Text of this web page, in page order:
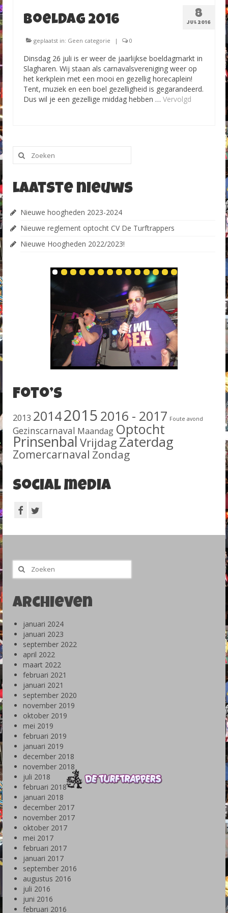
Foto’s Carnaval 2015-2016
Foto’s Carnaval 2016-2017
Foto`s Carnaval 2017-2018
Foto`s Carnaval 2018-2019
Contact
8
JUL 2016
Boeldag 2016
geplaatst in: Geen categorie | 0
Dinsdag 26 juli is er weer de jaarlijkse boeldagmarkt in
Slagharen. Wij staan als carnavalsvereniging weer op
het kerkplein met een mooi en gezellig horecaplein!
Tent, muziek en een boel gezelligheid is gegarandeerd.
Dus wil je een gezellige middag hebben … Vervolgd
Zoeken
naar:
Laatste nieuws
Nieuwe hoogheden 2023-2024
Nieuwe reglement optocht CV De Turftrappers
Nieuwe Hoogheden 2022/2023!
Foto’s
2013 20142015 2016 - 2017 Foute avond
Gezinscarnaval Maandag Optocht
Prinsenbal Vrijdag Zaterdag
Zomercarnaval Zondag
Social media
Zoeken
naar:
Archieven
januari 2024
januari 2023
september 2022
april 2022
maart 2022
februari 2021
januari 2021
september 2020
november 2019
oktober 2019
mei 2019
februari 2019
januari 2019
december 2018
november 2018
juli 2018
februari 2018
januari 2018
december 2017
november 2017
oktober 2017
mei 2017
februari 2017
januari 2017
september 2016
augustus 2016
juli 2016
juni 2016
februari 2016